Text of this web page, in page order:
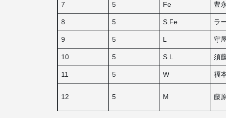
7 5 Fe 豊
8 5 S.Fe ラ
9 5 L 守
10 5 S.L 須
11 5 W 福
12 5 M 藤